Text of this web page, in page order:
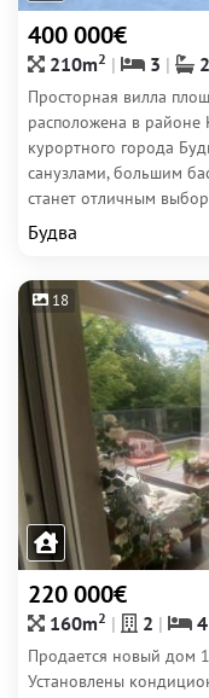
400 000€
210m2 3 2
Просторная вилла
расположена в районе
курортного города
санузлами, большим
станет отличным
Будва
18
220 000€
160m2 2 4
Продается новый дом
Установлены